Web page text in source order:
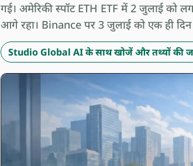
गई। अमेरिकी स्पॉट ETH ETF में 2 जुलाई को
आगे रहा। Binance पर 3 जुलाई को एक ही
Studio Global AI के साथ खोजें और तथ्यों की